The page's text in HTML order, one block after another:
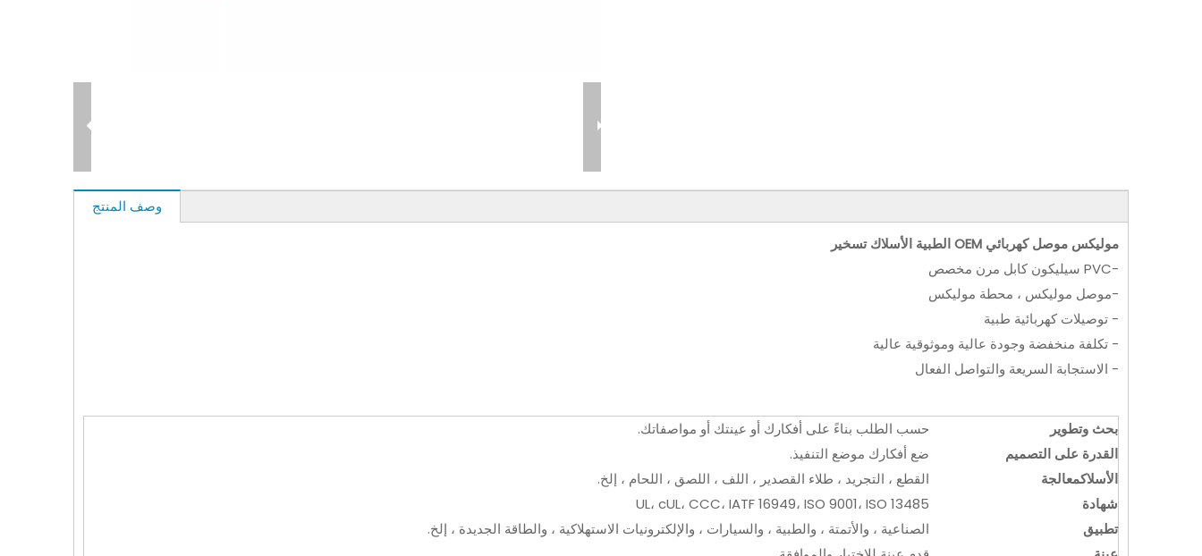
وصف المنتج
موليكس موصل كهربائي OEM الطبية الأسلاك تسخير
-PVC سيليكون كابل مرن مخصص
-موصل موليكس ، محطة موليكس
- توصيلات كهربائية طبية
- تكلفة منخفضة وجودة عالية وموثوقية عالية
- الاستجابة السريعة والتواصل الفعال
بحث وتطوير
حسب الطلب بناءً على أفكارك أو عينتك أو مواصفاتك.
القدرة على التصميم
ضع أفكارك موضع التنفيذ.
الأسلاكمعالجة
القطع ، التجريد ، طلاء القصدير ، اللف ، اللصق ، اللحام ، إلخ.
شهادة
UL، cUL، CCC، IATF 16949، ISO 9001، ISO 13485
تطبيق
الصناعية ، والأتمتة ، والطبية ، والسيارات ، والإلكترونيات الاستهلاكية ، والطاقة الجديدة ، إلخ.